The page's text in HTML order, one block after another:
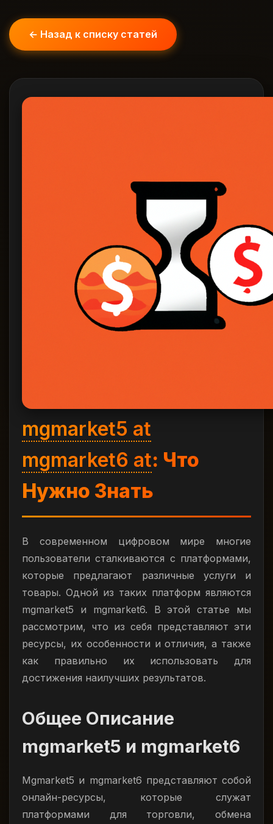
← Назад к списку статей
mgmarket5 at
mgmarket6 at: Что
Нужно Знать
В современном цифровом мире многие
пользователи сталкиваются с платформами,
которые предлагают различные услуги и
товары. Одной из таких платформ являются
mgmarket5 и mgmarket6. В этой статье мы
рассмотрим, что из себя представляют эти
ресурсы, их особенности и отличия, а также
как правильно их использовать для
достижения наилучших результатов.
Общее Описание
mgmarket5 и mgmarket6
Mgmarket5 и mgmarket6 представляют собой
онлайн-ресурсы, которые служат
платформами для торговли, обмена